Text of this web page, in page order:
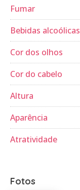
Fumar
Bebidas alcoólicas
Cor dos olhos
Cor do cabelo
Altura
Aparência
Atratividade
Fotos